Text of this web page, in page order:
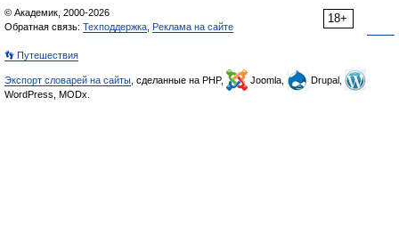
18+
© Академик, 2000-2026
Обратная связь: Техподдержка Реклама на сайте
👣 Путешествия
Экспорт словарей на сайты , сделанные на PHP, Joomla,
Drupal,
WordPress, MODx.